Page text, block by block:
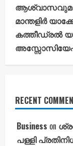
മാന്തളിർ
കത്തീഡ്രൽ
RECENT
Business on
പള്ളി